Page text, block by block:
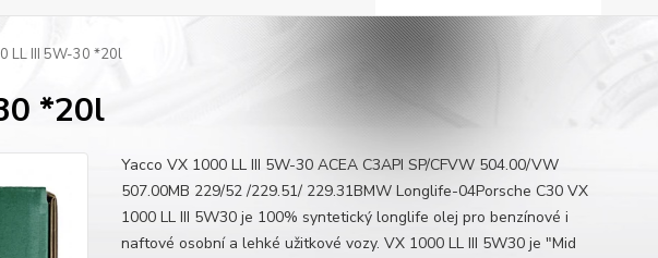
LL III 5W-30 *20l
*20l
Yacco VX 1000 LL III 5W-30 ACEA C3API SP/CFVW 504.00/VW
507.00MB 229/52 /229.51/ 229.31BMW Longlife-04Porsche C30 VX
1000 LL III 5W30 je 100% syntetický longlife olej pro benzínové i
naftové osobní a lehké užitkové vozy. VX 1000 LL III 5W30 je "Mid